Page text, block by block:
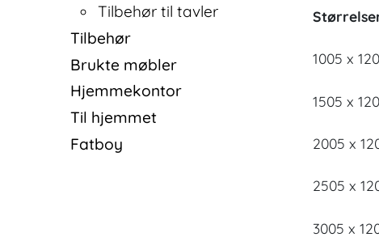
Tilbehør til tavler
Tilbehør
Brukte møbler
Hjemmekontor
Til hjemmet
Fatboy
1005 x
1505 x
2005 x
2505 x
3005 x